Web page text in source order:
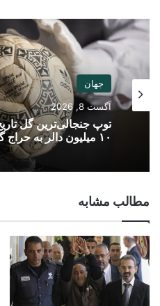
جهان
آگست 8, 2026
توپ جنجالی‌ترین گل
۱۰ میلیون دالر به حراج گذاشته می‌شود
مطالب مشابه